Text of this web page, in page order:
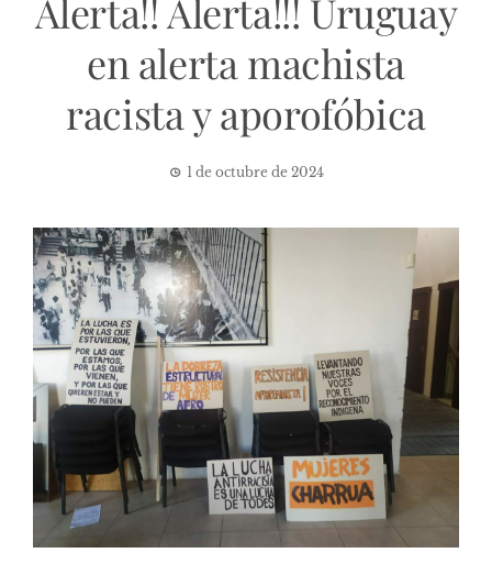
Alerta!! Alerta!!! Uruguay
en alerta machista
racista y aporofóbica
1 de octubre de 2024